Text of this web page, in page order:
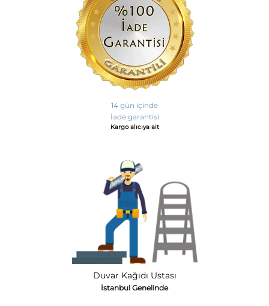
14 gün içinde
İade garantisi
Kargo alıcıya ait
Duvar Kağıdı Ustası
İstanbul Genelinde